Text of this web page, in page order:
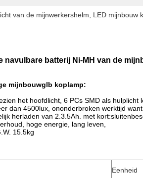
van de mijnwerkershelm LED mijnbouw
navulbare batterij Ni-MH van de
mijnbouwglb koplamp:
het hoofdlicht, 6 PCs SMD als hulplicht
dan 4500lux, ononderbroken werktijd
herladen van 2.3.5Ah. met
hoge energie, lang leven,
15.5kg
Eenheid